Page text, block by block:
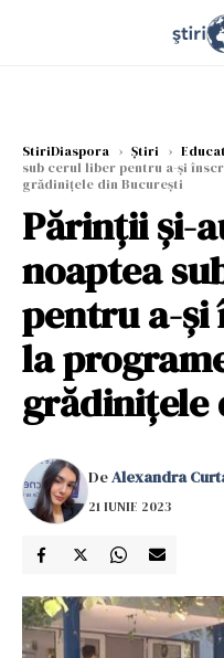
StiriDiaspora › Știri ›
sub cerul liber pentru a-și
grădinițele din București
Părinții și-
noaptea
pentru a-și
la
grădinițele
DeAlexandra
21 IUNIE 2023